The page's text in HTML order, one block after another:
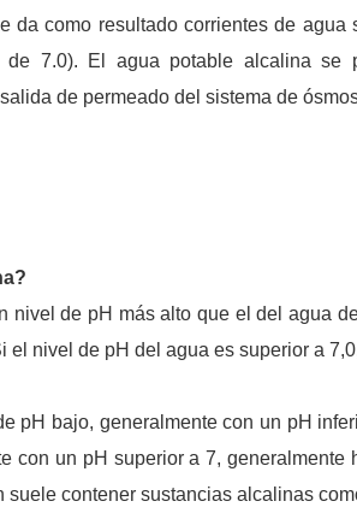
da como resultado corrientes de
7.0). El agua potable alcalina se
de permeado del sistema de
nivel de pH más alto que el del agua
el nivel de pH del agua es superior a
pH bajo, generalmente con un pH
con un pH superior a 7,
suele contener sustancias alcalinas